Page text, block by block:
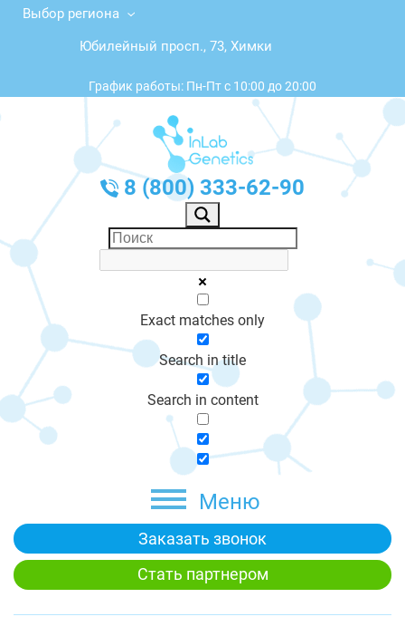
Выбор региона
Юбилейный просп., 73, Химки
График работы: Пн-Пт с 10:00 до 20:00
8 (800) 333-62-90
Exact matches only
Search in title
Search in content
Меню
Заказать звонок
Стать партнером